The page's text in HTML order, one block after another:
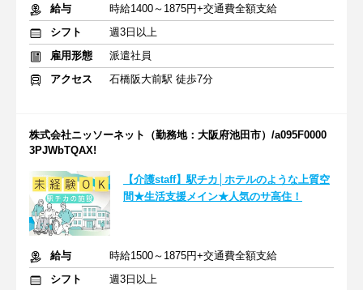
給与
時給1400～1875円+交通費全額支給
シフト
週3日以上
雇用形態
派遣社員
アクセス
石橋阪大前駅 徒歩7分
株式会社ニッソーネット（勤務地：大阪府池田市）/a095F0000
3PJWbTQAX!
【介護staff】駅チカ│ホテルのような上質空
間★生活支援メイン★人気のサ高住！
給与
時給1500～1875円+交通費全額支給
シフト
週3日以上